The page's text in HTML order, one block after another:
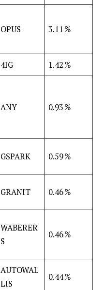
OPUS 3.11 %
4IG 1.42 %
ANY 0.93 %
GSPARK 0.59 %
GRANIT 0.46 %
WABERER
S
0.46 %
AUTOWAL
LIS
0.44 %